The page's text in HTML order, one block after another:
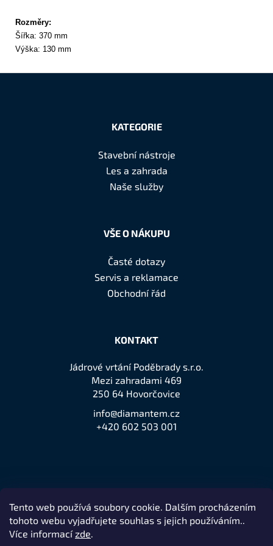
Tento web používá soubory cookie. Dalším procházením
tohoto webu vyjadřujete souhlas s jejich používáním..
Více informacízde.
Rozměry:
Šířka: 370 mm
Výška: 130 mm
KATEGORIE
Stavební nástroje
Les a zahrada
Naše služby
VŠE O NÁKUPU
Časté dotazy
Servis a reklamace
Obchodní řád
KONTAKT
Jádrové vrtání Poděbrady s.r.o.
Mezi zahradami 469
250 64 Hovorčovice
info@diamantem.cz
+420 602 503 001
Přijímáme online platby